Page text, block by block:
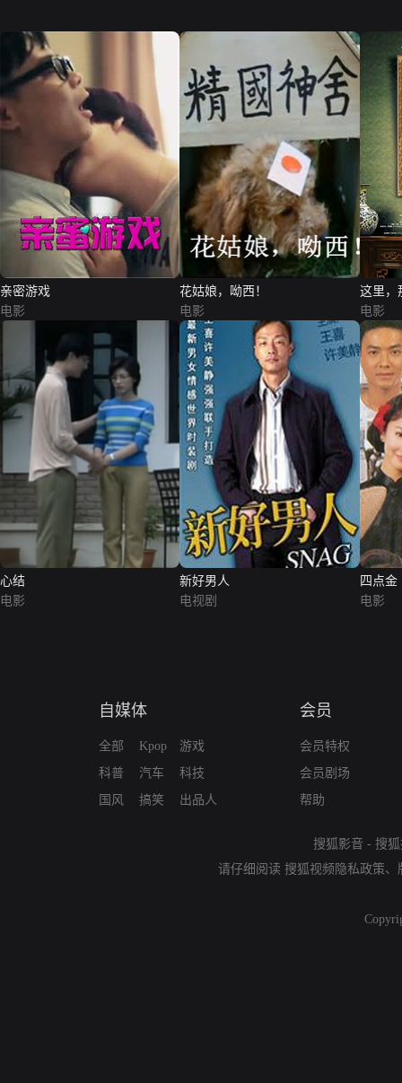
亲密游戏
电影
花姑娘，呦西！
电影
这里，
电影
心结
电影
新好男人
电视剧
四点金
电影
自媒体
全部
科普
国风
Kpop
汽车
搞笑
游戏
科技
出品人
会员
会员特权
会员剧场
帮助
搜狐影音 - 搜
请仔细阅读 搜狐视频隐私政策、